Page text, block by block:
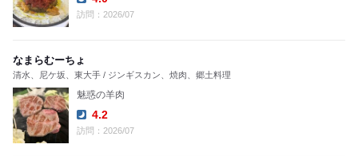
Dinner:
訪問：2026/07
なまらむーちょ
清水、尼ケ坂、東大手 / ジンギスカン、焼肉、郷土料理
魅惑の羊肉
Dinner:
4.2
訪問：2026/07